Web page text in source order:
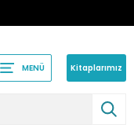
MENÜ Kitaplarımız